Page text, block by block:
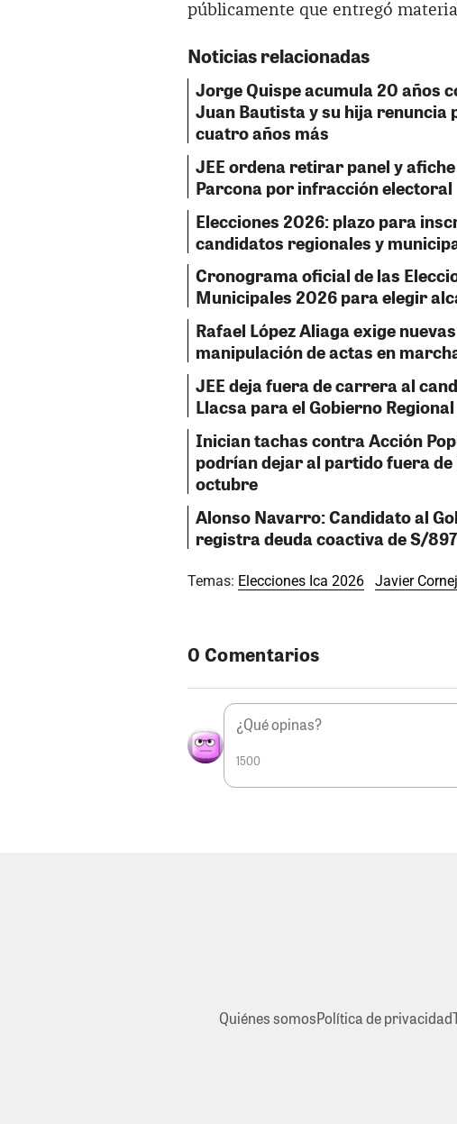
públicamente que entregó
Noticias relacionadas
Jorge Quispe acumula 20 años
Juan Bautista y su hija renuncia
cuatro años más
JEE ordena retirar panel y
Parcona por infracción electoral
Elecciones 2026: plazo para
candidatos regionales y
Cronograma oficial de las
Municipales 2026 para elegir
Rafael López Aliaga exige
manipulación de actas en
JEE deja fuera de carrera al
Llacsa para el Gobierno
Inician tachas contra Acción
podrían dejar al partido fuera de
octubre
Alonso Navarro: Candidato al
registra deuda coactiva de S/
Temas: Elecciones Ica 2026 Javier
0 Comentarios
1500
Quiénes somosPolítica de privacidad